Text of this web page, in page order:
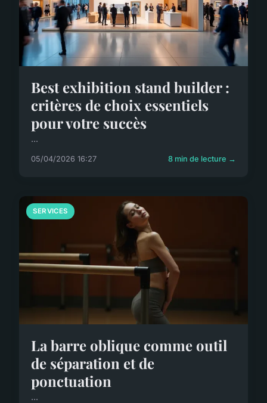
Best exhibition stand builder :
critères de choix essentiels
pour votre succès
...
05/04/2026 16:27 8 min de lecture →
SERVICES
La barre oblique comme outil
de séparation et de
ponctuation
...